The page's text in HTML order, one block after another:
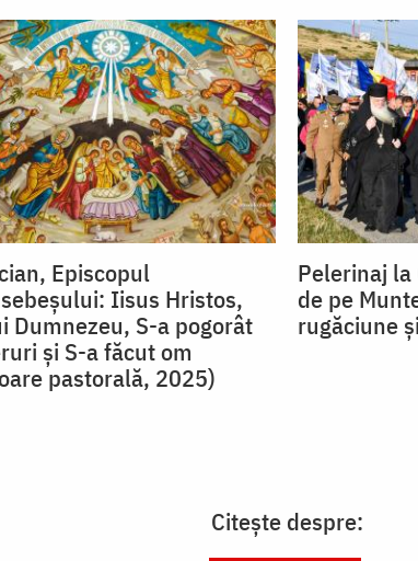
Episcopul
Iisus Hristos,
Dumnezeu, S-a pogorât
și S-a făcut om
pastorală, 2025)
Pelerinaj
de pe
rugăciune
Citește despre: